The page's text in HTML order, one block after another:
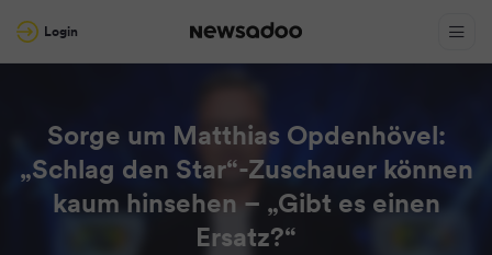
Login
Sorge um Matthias Opdenhövel:
„Schlag den Star“-Zuschauer können
kaum hinsehen – „Gibt es einen
Ersatz?“